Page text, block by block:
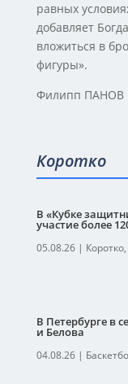
равных
добавляет
вложиться в
фигуры».
Филипп ПАНОВ
Коротко
В «Кубке
участие более
05.08.26| Коротко,
В Петербурге в
и Белова
04.08.26|